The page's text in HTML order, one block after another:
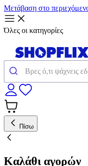
Μετάβαση στο
Όλες οι κατηγορίες
Πίσω
Καλάθι αγορών